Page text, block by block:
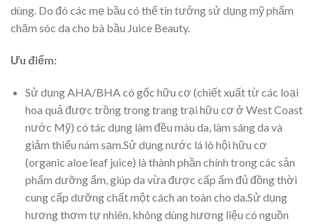
dùng. Do đó các mẹ bầu có thể tin tưởng sử dụng mỹ phẩm
chăm sóc da cho bà bầu Juice Beauty.
Ưu điểm:
Sử dụng AHA/BHA có gốc hữu cơ (chiết xuất từ các loại
hoa quả được trồng trong trang trại hữu cơ ở West Coast
nước Mỹ) có tác dụng làm đều màu da, làm sáng da và
giảm thiểu nám sạm.Sử dụng nước lá lô hội hữu cơ
(organic aloe leaf juice) là thành phần chính trong các sản
phẩm dưỡng ẩm, giúp da vừa được cấp ẩm đủ đồng thời
cung cấp dưỡng chất một cách an toàn cho da.Sử dụng
hương thơm tự nhiên, không dùng hương liệu có nguồn